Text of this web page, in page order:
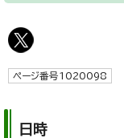
ページ番号1020098
日時